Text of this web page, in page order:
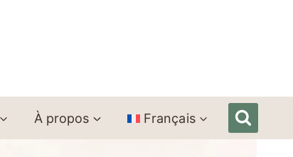
À propos Français